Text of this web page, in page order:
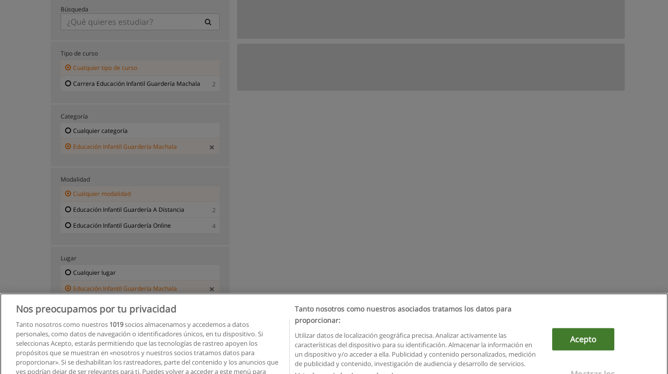
Búsqueda
Tipo de curso
Cualquier tipo de curso
Carrera Educación Infantil Guardería Machala
2
Categoría
Cualquier categoría
Educación Infantil Guardería Machala
Modalidad
Cualquier modalidad
Educación Infantil Guardería A Distancia
2
Educación Infantil Guardería Online
4
Lugar
Cualquier lugar
Educación Infantil Guardería Machala
Reglas de uso Privacidad de datos Contactar con Educaedu
Copyright © Educaedu Business S.L. - CIF : B-95610580: - www.educaedu.com.ec
Nos preocupamos por tu privacidad
Tanto nosotros como nuestros 1019socios almacenamos y accedemos a datos
personales, como datos de navegación o identificadores únicos, en tu dispositivo. Si
seleccionas Acepto, estarás permitiendo que las tecnologías de rastreo apoyen los
propósitos que se muestran en «nosotros y nuestros socios tratamos datos para
proporcionar». Si se deshabilitan los rastreadores, parte del contenido y los anuncios que
ves podrían dejar de ser relevantes para ti. Puedes volver a acceder a este menú para
Tanto nosotros como nuestros asociados tratamos los datos para
proporcionar:
Utilizar datos de localización geográfica precisa. Analizar activamente las
características del dispositivo para su identificación. Almacenar la información en
un dispositivo y/o acceder a ella. Publicidad y contenido personalizados, medición
de publicidad y contenido, investigación de audiencia y desarrollo de servicios.
Acepto